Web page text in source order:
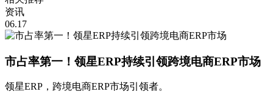
资讯
06.17
市占率第一！领星ERP持续引领跨境电商ERP市场
领星ERP，跨境电商ERP市场引领者。